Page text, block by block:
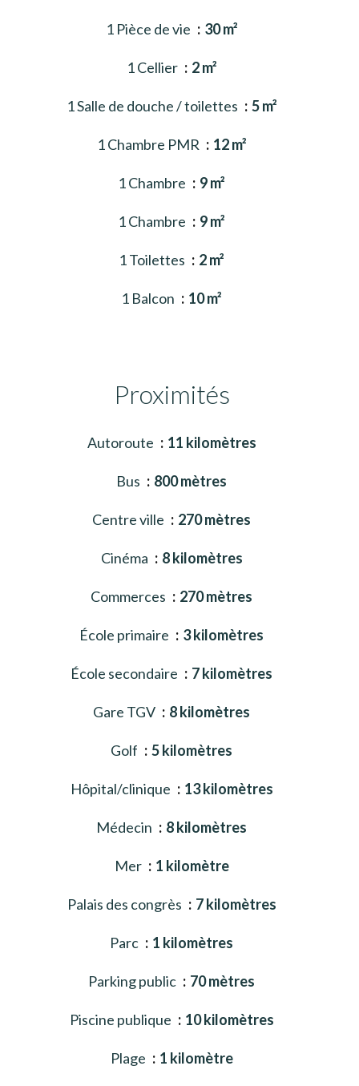
1 Pièce de vie 30 m²
1 Cellier 2 m²
1 Salle de douche / toilettes 5 m²
1 Chambre PMR 12 m²
1 Chambre 9 m²
1 Chambre 9 m²
1 Toilettes 2 m²
1 Balcon 10 m²
Proximités
Autoroute 11 kilomètres
Bus 800 mètres
Centre ville 270 mètres
Cinéma 8 kilomètres
Commerces 270 mètres
École primaire 3 kilomètres
École secondaire 7 kilomètres
Gare TGV 8 kilomètres
Golf 5 kilomètres
Hôpital/clinique 13 kilomètres
Médecin 8 kilomètres
Mer 1 kilomètre
Palais des congrès 7 kilomètres
Parc 1 kilomètres
Parking public 70 mètres
Piscine publique 10 kilomètres
Plage 1 kilomètre